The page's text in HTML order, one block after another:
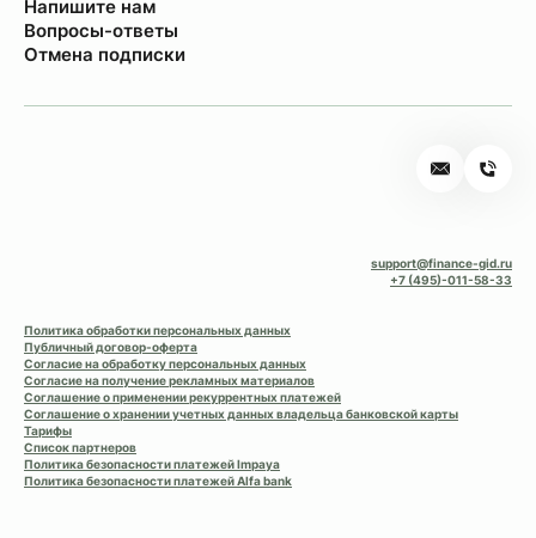
Напишите нам
Вопросы-ответы
Отмена подписки
support@finance-gid.ru
+7 (495)-011-58-33
Политика обработки персональных данных
Публичный договор-оферта
Согласие на обработку персональных данных
Согласие на получение рекламных материалов
Соглашение о применении рекуррентных платежей
Соглашение о хранении учетных данных владельца банковской карты
Тарифы
Список партнеров
Политика безопасности платежей Impaya
Политика безопасности платежей Alfa bank